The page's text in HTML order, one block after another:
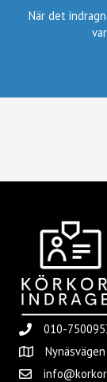
När det
010-